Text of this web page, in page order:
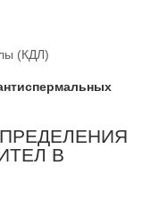
(КДЛ)
В